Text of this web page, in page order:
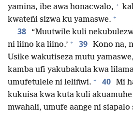
yamina, ibe awa honacwalo, +
kwateñi sizwa ku yamaswe. +
38
“Muutwile kuli
ni liino ka liino.’ + 39 Kono na,
Usike wakutiseza mutu
kamba ufi yakubakula kwa
umufetulele ni leliñwi. + 40 Mi
kukuisa kwa kuta kuli akuamuhe
mwahali, umufe aange ni siapalo